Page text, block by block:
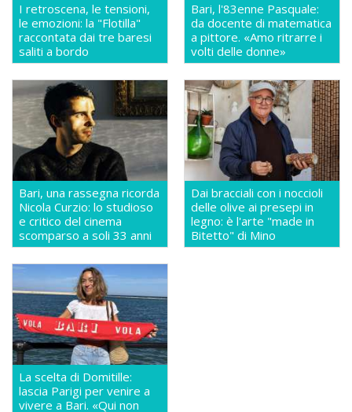
I retroscena, le tensioni,
le emozioni: la "Flotilla"
raccontata dai tre baresi
saliti a bordo
Bari, l'83enne Pasquale:
da docente di matematica
a pittore. «Amo ritrarre i
volti delle donne»
Bari, una rassegna ricorda
Nicola Curzio: lo studioso
e critico del cinema
scomparso a soli 33 anni
Dai bracciali con i noccioli
delle olive ai presepi in
legno: è l'arte "made in
Bitetto" di Mino
La scelta di Domitille:
lascia Parigi per venire a
vivere a Bari. «Qui non